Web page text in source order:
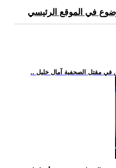
في الموقع الرئيسي
في مقتل الصحفية آمال خليل